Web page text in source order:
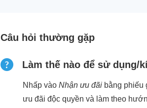
Câu hỏi thường gặp
Làm thế nào để sử dụng/
Nhấp vào Nhận ưu đãi bằng phiếu
ưu đãi độc quyền và làm theo